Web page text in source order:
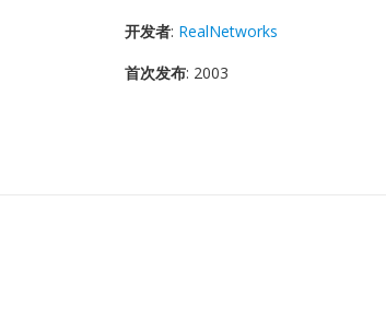
开发者: RealNetworks
首次发布: 2003